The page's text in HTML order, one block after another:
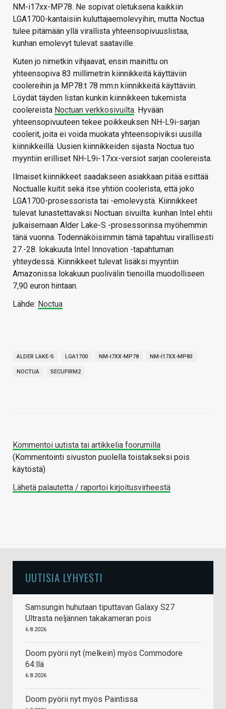
NM-i17xx-MP78. Ne sopivat oletuksena kaikkiin
LGA1700-kantaisiin kuluttajaemolevyihin, mutta Noctua
tulee pitämään yllä virallista yhteensopivuuslistaa,
kunhan emolevyt tulevat saataville.
Kuten jo nimetkin vihjaavat, ensin mainittu on
yhteensopiva 83 millimetrin kiinnikkeitä käyttäviin
coolereihin ja MP78:t 78 mm:n kiinnikkeitä käyttäviin.
Löydät täyden listan kunkin kiinnikkeen tukemista
coolereista Noctuan verkkosivuilta. Hyvään
yhteensopivuuteen tekee poikkeuksen NH-L9i-sarjan
coolerit, joita ei voida muokata yhteensopiviksi uusilla
kiinnikkeillä. Uusien kiinnikkeiden sijasta Noctua tuo
myyntiin erilliset NH-L9i-17xx-versiot sarjan coolereista.
Ilmaiset kiinnikkeet saadakseen asiakkaan pitää esittää
Noctualle kuitit sekä itse yhtiön coolerista, että joko
LGA1700-prosessorista tai -emolevystä. Kiinnikkeet
tulevat lunastettavaksi Noctuan sivuilta. kunhan Intel ehtii
julkaisemaan Alder Lake-S -prosessorinsa myöhemmin
tänä vuonna. Todennäköisimmin tämä tapahtuu virallisesti
27.-28. lokakuuta Intel Innovation -tapahtuman
yhteydessä. Kiinnikkeet tulevat lisäksi myyntiin
Amazonissa lokakuun puolivälin tienoilla muodolliseen
7,90 euron hintaan.
Lähde: Noctua
ALDER LAKE-S LGA1700 NM-I7XX-MP78 NM-I17XX-MP83
NOCTUA SECUFIRM2
Kommentoi uutista tai artikkelia foorumilla
(Kommentointi sivuston puolella toistakseksi pois
käytöstä)
Lähetä palautetta / raportoi kirjoitusvirheestä
UUTISIA LYHYESTI
Samsungin huhutaan tiputtavan Galaxy S27
Ultrasta neljännen takakameran pois
6.8.2026
Doom pyörii nyt (melkein) myös Commodore
64:llä
6.8.2026
Doom pyörii nyt myös Paintissa